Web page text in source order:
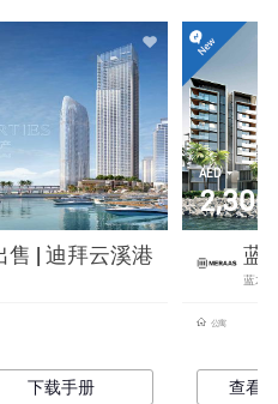
售 | 迪拜云溪港
下载手册
AED
蓝
蓝水岛
公寓
查看